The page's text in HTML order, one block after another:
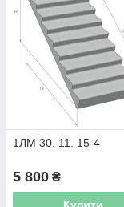
1ЛМ 30. 11. 15-4
5 800 ₴